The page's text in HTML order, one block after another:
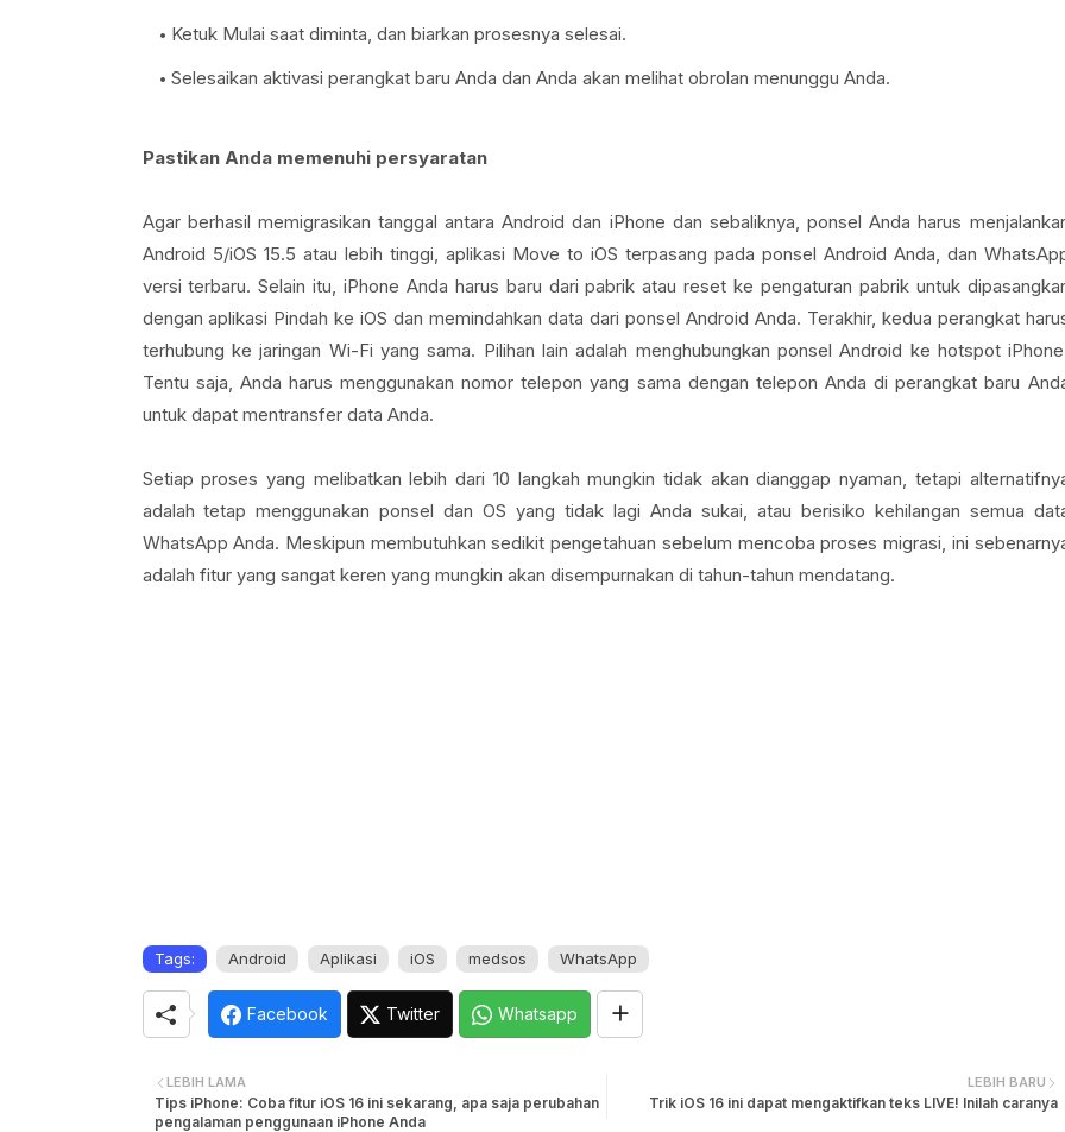
Ketuk Mulai saat diminta, dan biarkan prosesnya selesai.
Selesaikan aktivasi perangkat baru Anda dan Anda akan melihat obrolan menunggu Anda.
Pastikan Anda memenuhi persyaratan
Agar berhasil memigrasikan tanggal antara Android dan iPhone dan sebaliknya, ponsel Anda harus
Android 5/iOS 15.5 atau lebih tinggi, aplikasi Move to iOS terpasang pada ponsel Android Anda, dan
versi terbaru. Selain itu, iPhone Anda harus baru dari pabrik atau reset ke pengaturan pabrik untuk
dengan aplikasi Pindah ke iOS dan memindahkan data dari ponsel Android Anda. Terakhir, kedua perangkat
terhubung ke jaringan Wi-Fi yang sama. Pilihan lain adalah menghubungkan ponsel Android ke hotspot
Tentu saja, Anda harus menggunakan nomor telepon yang sama dengan telepon Anda di perangkat baru
untuk dapat mentransfer data Anda.
Setiap proses yang melibatkan lebih dari 10 langkah mungkin tidak akan dianggap nyaman, tetapi
adalah tetap menggunakan ponsel dan OS yang tidak lagi Anda sukai, atau berisiko kehilangan semua
WhatsApp Anda. Meskipun membutuhkan sedikit pengetahuan sebelum mencoba proses migrasi, ini
adalah fitur yang sangat keren yang mungkin akan disempurnakan di tahun-tahun mendatang.
Tags: Android Aplikasi iOS medsos WhatsApp
Facebook Twitter Whatsapp
LEBIH BARU
Trik iOS 16 ini dapat mengaktifkan teks LIVE! Inilah caranya
LEBIH LAMA
Tips iPhone: Coba fitur iOS 16 ini sekarang, apa saja perubahan
pengalaman penggunaan iPhone Anda